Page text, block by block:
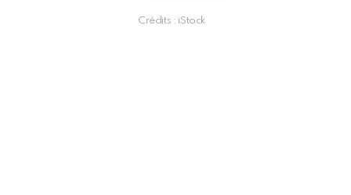
Crédits : iStock